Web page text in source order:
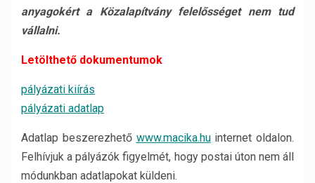
anyagokért a Közalapítvány felelősséget nem tud
vállalni.
Letölthető dokumentumok
pályázati kiírás
pályázati adatlap
Adatlap beszerezhető www.macika.huinternet oldalon.
Felhívjuk a pályázók figyelmét, hogy postai úton nem áll
módunkban adatlapokat küldeni.